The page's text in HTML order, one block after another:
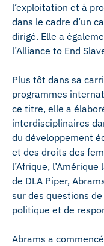
l’exploitation et à
dans le cadre d’un
dirigé. Elle a
l’Alliance to End
Plus tôt dans sa
programmes
ce titre, elle a
interdisciplinaires
du développement
et des droits des
l’Afrique,
de DLA Piper,
sur des questions
politique et de
Abrams a